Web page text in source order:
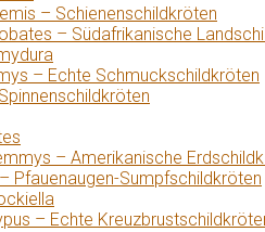
– Schienenschildkröten
– Südafrikanische
– Echte Schmuckschildkröten
– Amerikanische
Pfauenaugen-Sumpfschildkröten
– Echte